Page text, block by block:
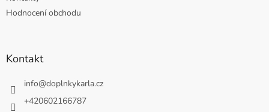
Hodnocení obchodu
Kontakt
info@doplnkykarla.cz
+420602166787